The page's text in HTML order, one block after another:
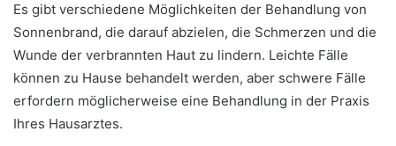
Es gibt verschiedene Möglichkeiten der Behandlung von
Sonnenbrand, die darauf abzielen, die Schmerzen und die
Wunde der verbrannten Haut zu lindern. Leichte Fälle
können zu Hause behandelt werden, aber schwere Fälle
erfordern möglicherweise eine Behandlung in der Praxis
Ihres Hausarztes.